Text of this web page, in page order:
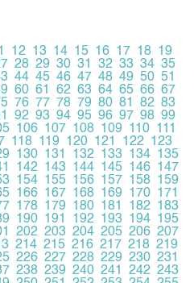
12 13 14 15 16 17 18 19
28 29 30 31 32 33 34 35
44 45 46 47 48 49 50 51
60 61 62 63 64 65 66 67
76 77 78 79 80 81 82 83
92 93 94 95 96 97 98 99
106 107 108 109 110 111
118 119 120 121 122 123
130 131 132 133 134 135
142 143 144 145 146 147
154 155 156 157 158 159
166 167 168 169 170 171
178 179 180 181 182 183
190 191 192 193 194 195
202 203 204 205 206 207
214 215 216 217 218 219
226 227 228 229 230 231
238 239 240 241 242 243